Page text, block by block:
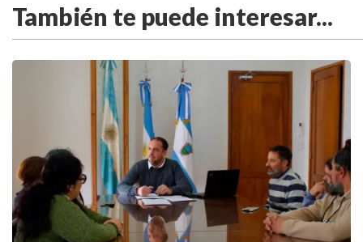
También te puede interesar...